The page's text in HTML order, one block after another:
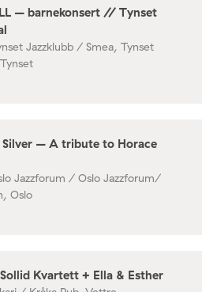
– barnekonsert // Tynset
Jazzklubb / Smea, Tynset
Silver – A tribute to Horace
Jazzforum / Oslo Jazzforum/
Oslo
Kvartett + Ella & Esther